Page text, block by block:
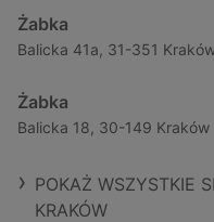
Żabka
Balicka 41a, 31-351
Żabka
Balicka 18, 30-149 Kraków
POKAŻ WSZYSTKIE
KRAKÓW